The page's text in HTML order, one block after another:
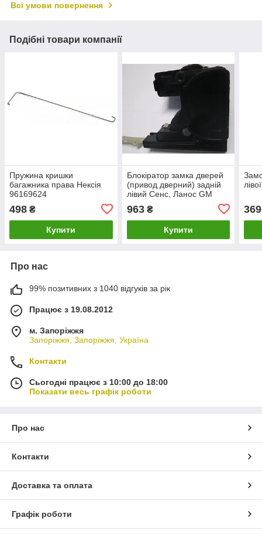
Всі умови повернення
Подібні товари компанії
Пружина кришки
багажника права Нексія
96169624
498 ₴
Купити
Блокіратор замка дверей
(привод дверний) задній
лівий Сенс, Ланос GM
963₴
Купити
369
Про нас
99% позитивних з 1040 відгуків за рік
Працює з 19.08.2012
м. Запоріжжя
Запоріжжя, Запоріжжя, Україна
Контакти
Сьогодні працює з 10:00 до 18:00
Показати весь графік роботи
Про нас
Контакти
Доставка та оплата
Графік роботи